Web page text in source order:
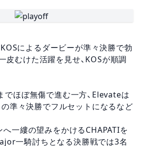
KOSによるダービーが準々決勝で勃
皮むけた活躍を見せ、KOSが順調
ほぼ無傷で進む一方、Elevateは
準々決勝でフルセットになるなど
へ一縷の望みをかけるCHAPATIを
一騎討ちとなる決勝戦では3名